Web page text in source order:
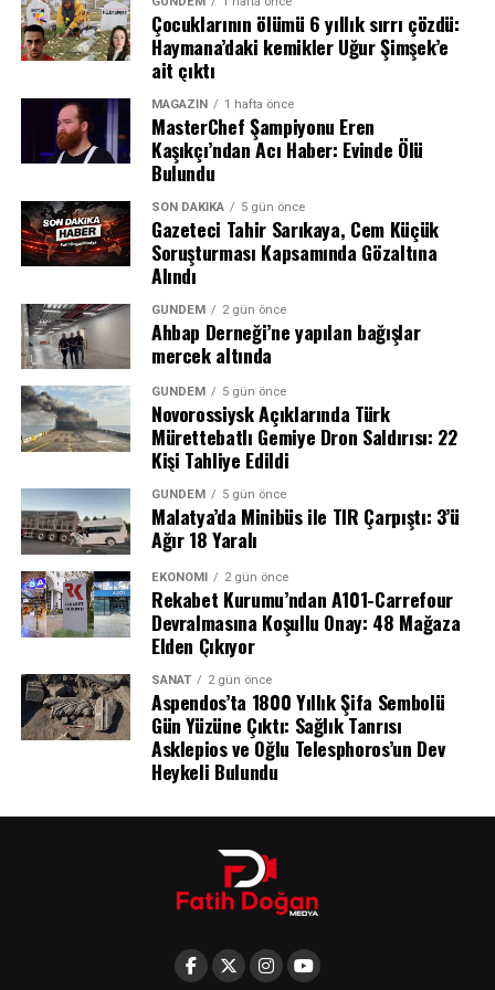
Semih Kılıçsoy’dan Altın Değerinde Gol
Maçın kırılma anı 80. dakikada geldi. Olaitan’ın pasıyla
ceza sahası sağ kanadında topla buluşan Ndidi’nin
ortasında savunmadan seken meşin yuvarlağı Semih
Kılıçsoy kafayla boş ağlara gönderdi. 76. dakikada oyuna
giren genç yıldız, takımına galibiyeti getiren isim oldu.
Beşiktaş bu sonuçla birlikte bu sezon oynadığı üçüncü
resmi maçından da galibiyetle ayrılmayı başardı ve
kalesini gole kapattı.
Salah, üzerindeki 10 numaralı bordo-mavili forma ile
taraftarın sevgi gösterilerine yanıt verirken, birlikte 3’lü
çektirerek anı ölümsüzleştirdi. Kulüp Başkanı Ertuğrul
Doğan ile birlikte taraftarın karşısına çıkan Mısırlı
yıldız, 2 yıllık sözleşmeye imza attı.
Çocuklarının ölümü 6 yıllık sırrı çözdü:
Haymana’daki kemikler Uğur Şimşek’e
ait çıktı
MAGAZIN 1 hafta önce
MasterChef Şampiyonu Eren
Kaşıkçı’ndan Acı Haber: Evinde Ölü
Bulundu
SON DAKIKA 5 gün önce
Gazeteci Tahir Sarıkaya, Cem Küçük
Soruşturması Kapsamında Gözaltına
Alındı
GÜNDEM 2 gün önce
Ahbap Derneği’ne yapılan bağışlar
mercek altında
GÜNDEM 5 gün önce
Novorossiysk Açıklarında Türk
Mürettebatlı Gemiye Dron Saldırısı: 22
Kişi Tahliye Edildi
GÜNDEM 5 gün önce
Malatya’da Minibüs ile TIR Çarpıştı: 3’ü
Ağır 18 Yaralı
EKONOMI 2 gün önce
Rekabet Kurumu’ndan A101-Carrefour
Devralmasına Koşullu Onay: 48 Mağaza
Elden Çıkıyor
SANAT 2 gün önce
Aspendos’ta 1800 Yıllık Şifa Sembolü
Gün Yüzüne Çıktı: Sağlık Tanrısı
Asklepios ve Oğlu Telesphoros’un Dev
Heykeli Bulundu